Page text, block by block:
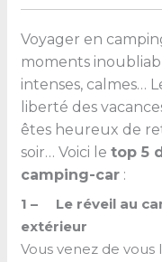
Voyager en
moments
intenses, calmes…
liberté des
êtes heureux de
soir… Voici letop 5
camping-car :
1 – Le réveil au
extérieur
Vous venez de